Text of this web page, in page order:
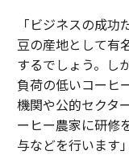
「ビジネスの成
豆の産地として有
するでしょう。し
負荷の低いコーヒ
機関や公的セクタ
ーヒー農家に研修
与などを行います」